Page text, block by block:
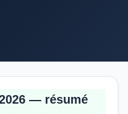
— résumé